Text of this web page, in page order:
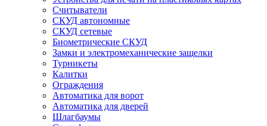
Считыватели
СКУД автономные
СКУД сетевые
Биометрические СКУД
Замки и электромеханические защелки
Турникеты
Калитки
Ограждения
Автоматика для ворот
Автоматика для дверей
Шлагбаумы